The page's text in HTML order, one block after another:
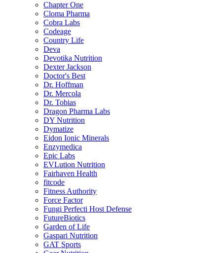
Chapter One
Cloma Pharma
Cobra Labs
Codeage
Country Life
Deva
Devotika Nutrition
Dexter Jackson
Doctor's Best
Dr. Hoffman
Dr. Mercola
Dr. Tobias
Dragon Pharma Labs
DY Nutrition
Dymatize
Eidon Ionic Minerals
Enzymedica
Epic Labs
EVLution Nutrition
Fairhaven Health
fitcode
Fitness Authority
Force Factor
Fungi Perfecti Host Defense
FutureBiotics
Garden of Life
Gaspari Nutrition
GAT Sports